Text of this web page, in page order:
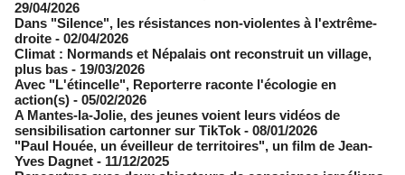
29/04/2026
Dans "Silence", les résistances non-violentes à l'extrême-
droite - 02/04/2026
Climat : Normands et Népalais ont reconstruit un village,
plus bas - 19/03/2026
Avec "L'étincelle", Reporterre raconte l'écologie en
action(s) - 05/02/2026
A Mantes-la-Jolie, des jeunes voient leurs vidéos de
sensibilisation cartonner sur TikTok - 08/01/2026
"Paul Houée, un éveilleur de territoires", un film de Jean-
Yves Dagnet - 11/12/2025